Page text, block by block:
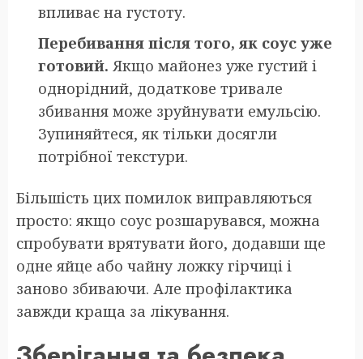
впливає на густоту.
Перебивання після того, як соус уже
готовий. Якщо майонез уже густий і
однорідний, додаткове тривале
збивання може зруйнувати емульсію.
Зупиняйтеся, як тільки досягли
потрібної текстури.
Більшість цих помилок виправляються
просто: якщо соус розшарувався, можна
спробувати врятувати його, додавши ще
одне яйце або чайну ложку гірчиці і
заново збиваючи. Але профілактика
завжди краща за лікування.